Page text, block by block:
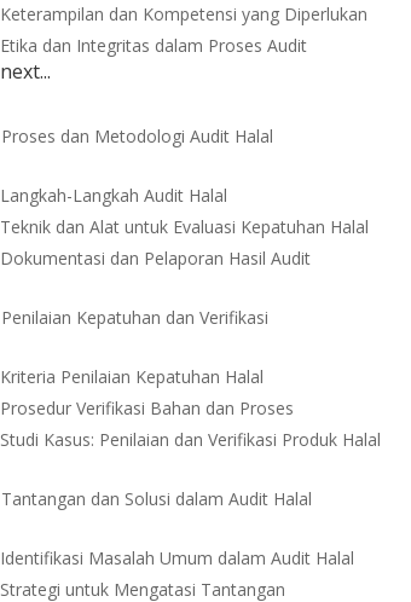
Keterampilan dan Kompetensi yang Diperlukan
Etika dan Integritas dalam Proses Audit
next...
Proses dan Metodologi Audit Halal
Langkah-Langkah Audit Halal
Teknik dan Alat untuk Evaluasi Kepatuhan Halal
Dokumentasi dan Pelaporan Hasil Audit
Penilaian Kepatuhan dan Verifikasi
Kriteria Penilaian Kepatuhan Halal
Prosedur Verifikasi Bahan dan Proses
Studi Kasus: Penilaian dan Verifikasi Produk Halal
Tantangan dan Solusi dalam Audit Halal
Identifikasi Masalah Umum dalam Audit Halal
Strategi untuk Mengatasi Tantangan